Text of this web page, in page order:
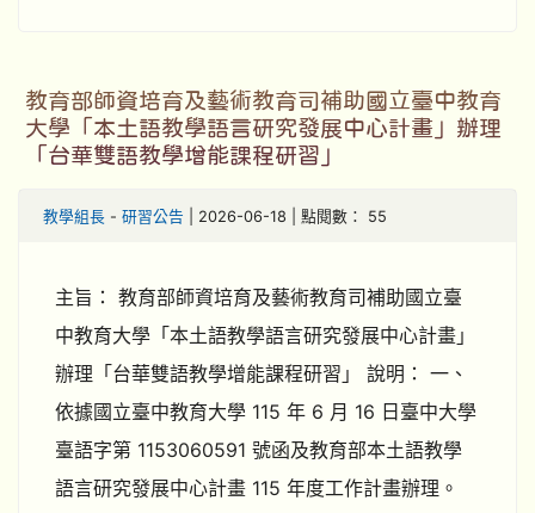
教育部師資培育及藝術教育司補助國立臺中教育
大學「本土語教學語言研究發展中心計畫」辦理
「台華雙語教學增能課程研習」
教學組長 - 研習公告 | 2026-06-18 | 點閱數： 55
主旨： 教育部師資培育及藝術教育司補助國立臺
中教育大學「本土語教學語言研究發展中心計畫」
辦理「台華雙語教學增能課程研習」 說明： 一、
依據國立臺中教育大學 115 年 6 月 16 日臺中大學
臺語字第 1153060591 號函及教育部本土語教學
語言研究發展中心計畫 115 年度工作計畫辦理。